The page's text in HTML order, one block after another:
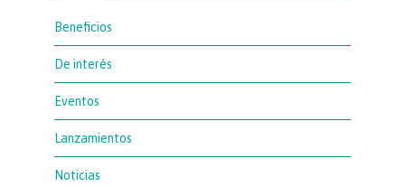
Beneficios
De interés
Eventos
Lanzamientos
Noticias